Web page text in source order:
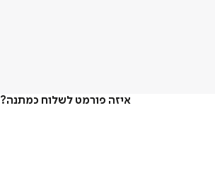
איזה פורמט לשלוח כמתנה?